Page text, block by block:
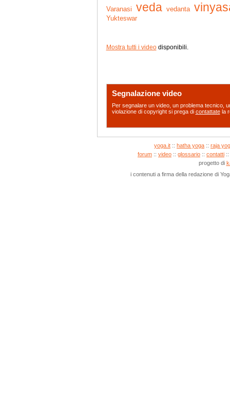
Varanasi veda vedanta
Yukteswar
Mostra tutti i videodisponibili.
Segnalazione video
Per segnalare un video, un problema tecnico,
violazione di copyright si prega di contattatela
yoga.it :: hatha yoga :: raja
forum :: video :: glossario :: contatti ::
progetto di
i contenuti a firma della redazione di